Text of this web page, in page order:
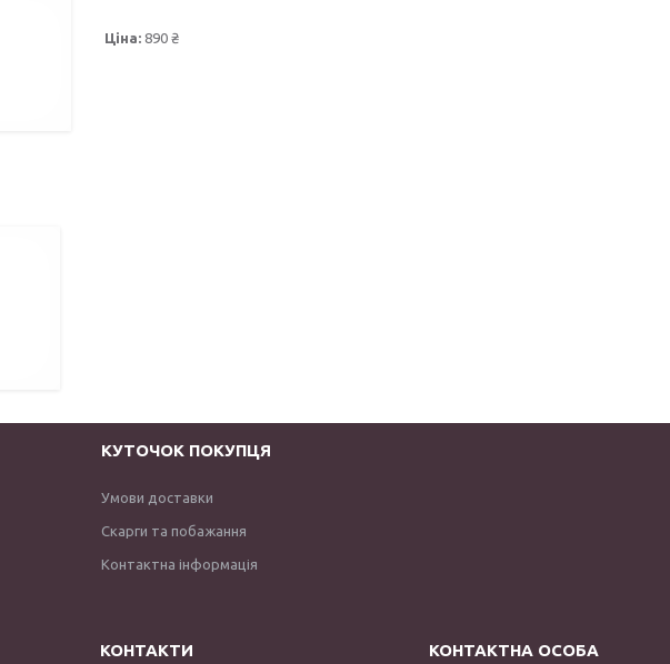
Ціна: 890 ₴
КУТОЧОК ПОКУПЦЯ
Умови доставки
Скарги та побажання
Контактна інформація